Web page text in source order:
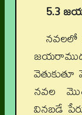
5.3
నవలలో
నవల
వినబడే